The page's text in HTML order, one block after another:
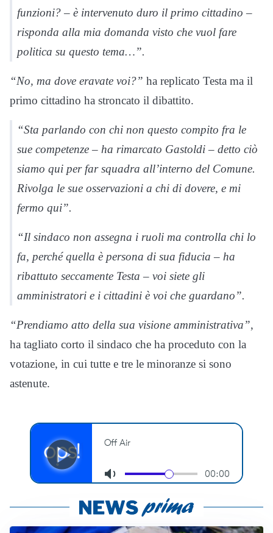
funzioni? – è intervenuto duro il primo cittadino –
risponda alla mia domanda visto che vuol fare
politica su questo tema…”.
“No, ma dove eravate voi?” ha replicato Testa ma il
primo cittadino ha stroncato il dibattito.
“Sta parlando con chi non questo compito fra le
sue competenze – ha rimarcato Gastoldi – detto ciò
siamo qui per far squadra all’interno del Comune.
Rivolga le sue osservazioni a chi di dovere, e mi
fermo qui”.
“Il sindaco non assegna i ruoli ma controlla chi lo
fa, perché quella è persona di sua fiducia – ha
ribattuto seccamente Testa – voi siete gli
amministratori e i cittadini è voi che guardano”.
“Prendiamo atto della sua visione amministrativa”,
ha tagliato corto il sindaco che ha proceduto con la
votazione, in cui tutte e tre le minoranze si sono
astenute.